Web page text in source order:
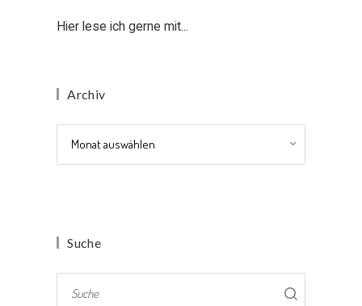
Hier lese ich gerne mit...
Archiv
Suche